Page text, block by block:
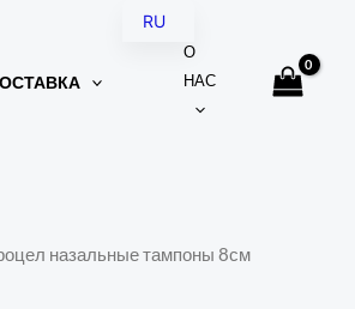
О
НАС
назальные тампоны 8см
RU